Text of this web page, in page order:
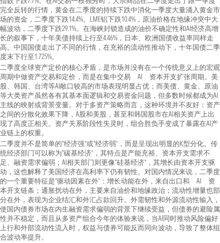
完全反转的行情，黄金在二季度的持续下跌中消化一季度大量涌入黄金市
场的资金，二季度下跌14.4%。LME铝下跌10.4%，原油价格在地缘冲突中大
幅波动，二季度下跌29.1%。在海峡封锁造成的油价不确定性和AI经济高增
长的叙事下，十年美债持续上行至4.46%，日本、欧洲国债收益率同样走
高。中国国债走出了不同的行情，在充裕的流动性推动下，十年国债二季
度末下行至1.725%。
二季度全球资产定价的核心矛盾，是市场并没有在一个传统意义上的宏观
周期中做资产交易和定价，而是在集中交易 AI 资本开支扩张周期。美
股、韩国、台湾等AI敞口较高的市场表现明显占优；而美债、黄金、原油
等大类资产虽然各有其基本面逻辑和交易资金问题，但多数时候都成为AI
主线的映射或背景变量。对于多资产策略而言，这种环境并不友好：资产
之间的分散化效果下降，A股和美股，甚至和韩国股市在AI相关资产上出
现了高度正相关。资产关系阶段性失灵时，组合胜负手变成了暴露在AI产
业链上的权重。
二季度并不是简单的“经济强”或“经济弱”，而是呈现出明显的K型分化。传
统经济部门可以称为“碳基经济”，其特点是产能充裕、资本开支需求不
足、融资需求偏弱；AI相关部门则更像“硅基经济”，其增长由资本开支驱
动，这也解释了美国经济在高利率下仍有韧性。对国内情况来说，二季度
的一个重要特征是“驱动因素在外”：增长动能在外，来自出口和 AI 资
本开支链条；通胀扰动在外，主要来自油价和地缘政治；流动性增量也部
分在外，表现为企业结汇和外汇占款回升。外需韧性和外源流动性输入，
使国内债券市场在内生融资需求偏弱的背景下继续受益，但债券的避险属
性并不稳定，而且从多资产组合今年的体验来说，当AI同时推动风险偏好
上行和外部流动性流入时，权益与债券可能反而同向波动，导致了整体组
合波动率提升。